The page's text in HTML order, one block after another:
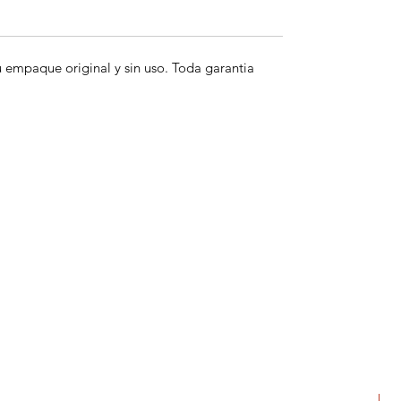
original y sin uso. Toda garantia